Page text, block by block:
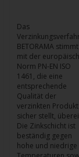
Das
BETORAMA stimmt
mit der
Norm PN-EN ISO
1461, die eine
entsprechende
Qualität der
verzinkten
sicher stellt,
Die Zinkschicht ist
beständig gegen